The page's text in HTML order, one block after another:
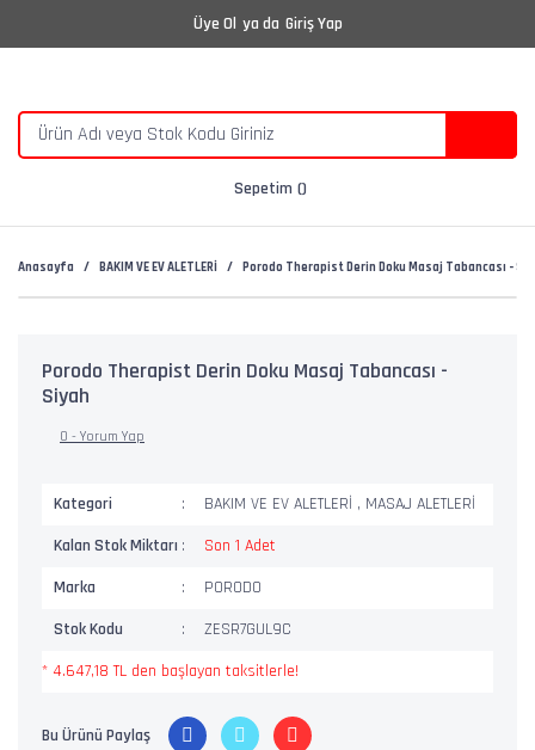
Üye Ol ya da Giriş Yap
Sepetim
Anasayfa BAKIM VE EV ALETLERİ Porodo Therapist Derin Doku Masaj Tabancası -
Porodo Therapist Derin Doku Masaj Tabancası -
Siyah
0 - Yorum Yap
Kategori BAKIM VE EV ALETLERİ , MASAJ ALETLERİ
Kalan Stok Miktarı
Son 1 Adet
Marka
PORODO
Stok Kodu
ZESR7GUL9C
* 4.647,18 TL den başlayan taksitlerle!
Bu Ürünü Paylaş